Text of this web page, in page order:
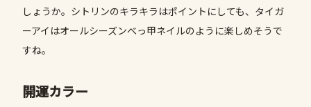
しょうか。シトリンのキラキラはポイントにしても、タイガ
ーアイはオールシーズンべっ甲ネイルのように楽しめそうで
すね。
開運カラー